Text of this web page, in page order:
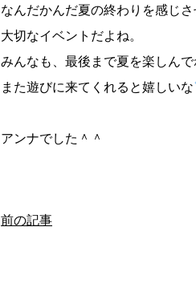
なんだかんだ夏の終わりを感じさ
大切なイベントだよね。
みんなも、最後まで夏を楽しんで
また遊びに来てくれると嬉しいな
アンナでした＾＾
前の記事